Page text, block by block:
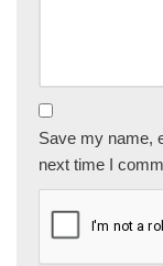
Save my name,
next time I